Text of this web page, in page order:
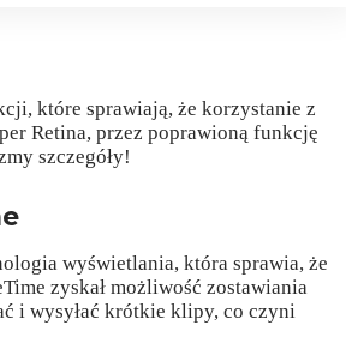
które sprawiają, że korzystanie z
Retina, przez poprawioną funkcję
szczegóły!
wyświetlania, która sprawia, że
zyskał możliwość zostawiania
i wysyłać krótkie klipy, co czyni